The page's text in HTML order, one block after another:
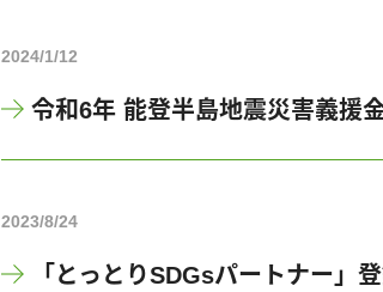
2024/1/12
令和6年 能登半島地震災害義援
2023/8/24
「とっとりSDGsパートナー」